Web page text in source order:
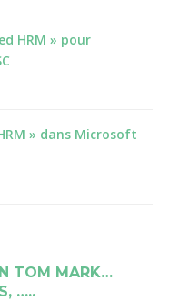
HRM » pour
» dans Microsoft
TOM MARK…
…..